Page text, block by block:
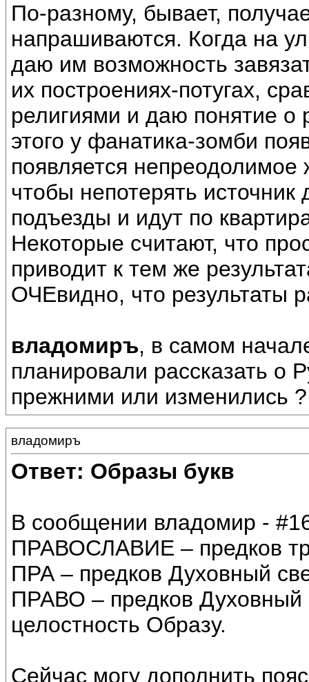
По-разному, бывает,
напрашиваются. Когда на
даю им возможность
их построениях-потугах,
религиями и даю понятие
этого у фанатика-зомби
появляется
чтобы непотерять
подъезды и идут по
Некоторые считают, что
приводит к тем же
ОЧЕвидно, что результаты
владомиръ, в самом
планировали рассказать о
прежними или изменились ?
владомиръ
Ответ: Образы букв
В сообщении владомир -
ПРАВОСЛАВИЕ – предков
ПРА – предков Духовный
ПРАВО – предков
целостность Образу.
Сейчас могу дополнить